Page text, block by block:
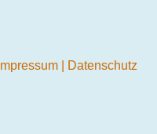
Impressum Datenschutz